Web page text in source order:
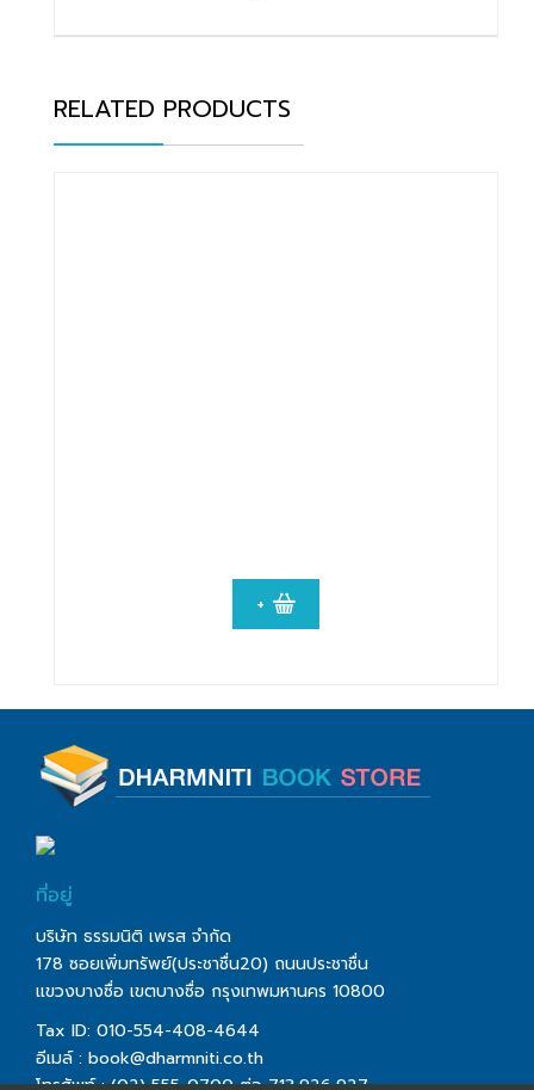
RELATED PRODUCTS
+
ที่อยู่
บริษัท ธรรมนิติ เพรส จำกัด
178 ซอยเพิ่มทรัพย์(ประชาชื่น20) ถนนประชาชื่น
แขวงบางซื่อ เขตบางซื่อ กรุงเทพมหานคร 10800
Tax ID: 010-554-408-4644
อีเมล์ : book@dharmniti.co.th